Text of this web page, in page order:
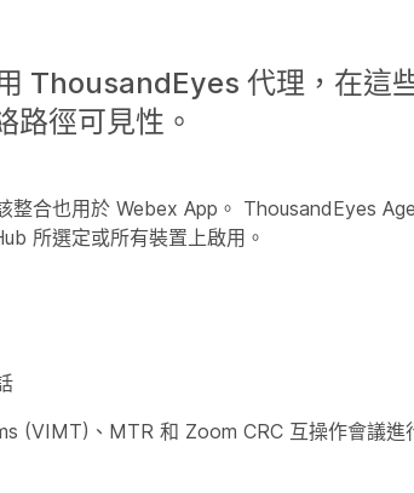
ThousandEyes 代理，在這
路徑可見性。
整合也用於 Webex App。 ThousandEyes
所選定或所有裝置上啟用。
(VIMT)、MTR 和 Zoom CRC 互操作會議進